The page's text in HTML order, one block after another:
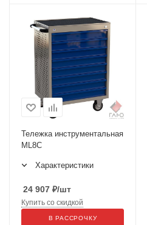
Тележка инструментальная
ML8C
Характеристики
24 907 ₽/шт
Купить со скидкой
В РАССРОЧКУ